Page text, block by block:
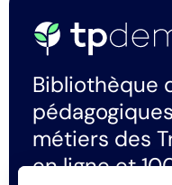
Bibliothèque
métiers des
en ligne et